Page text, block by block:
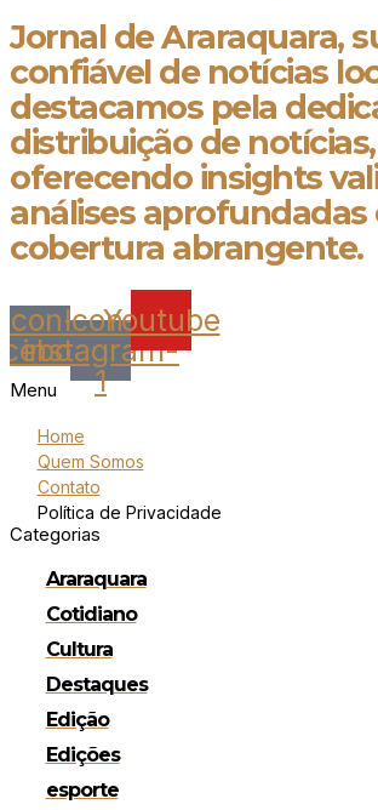
Jornal de Araraquara,
confiável de notícias
destacamos pela
distribuição de notícias,
oferecendo insights
análises aprofundadas
cobertura abrangente.
Icon-Icon-
instagram-
1
Youtube
Menu
Home
Quem Somos
Contato
Política de Privacidade
Categorias
Araraquara
Cotidiano
Cultura
Destaques
Edição
Edições
esporte